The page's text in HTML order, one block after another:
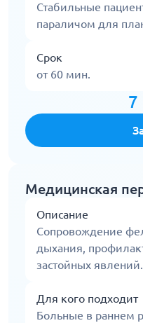
Стабильные
параличом для
Срок
от 60 мин.
7
Медицинская
Описание
Сопровождение
дыхания,
застойных явлений.
Для кого подходит
Больные в раннем